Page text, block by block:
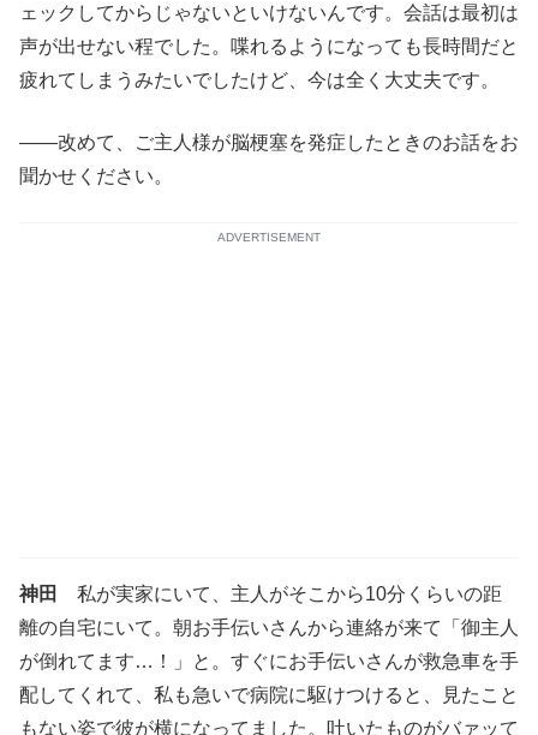
ェックしてからじゃないといけないんです。会話は最初は
声が出せない程でした。喋れるようになっても長時間だと
疲れてしまうみたいでしたけど、今は全く大丈夫です。
――改めて、ご主人様が脳梗塞を発症したときのお話をお
聞かせください。
ADVERTISEMENT
神田
私が実家にいて、主人がそこから10分くらいの距
離の自宅にいて。朝お手伝いさんから連絡が来て「御主人
が倒れてます…！」と。すぐにお手伝いさんが救急車を手
配してくれて、私も急いで病院に駆けつけると、見たこと
もない姿で彼が横になってました。吐いたものがバァッて